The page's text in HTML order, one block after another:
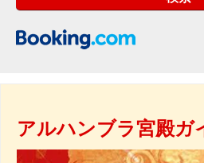
アルハンブラ宮殿ガ